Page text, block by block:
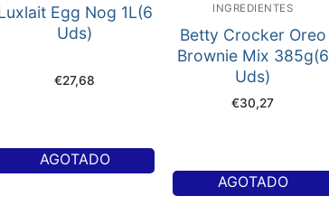
Egg Nog 1L(6
Uds)
€27,68
AGOTADO
INGREDIENTES
Betty Crocker Oreo
Brownie Mix 385g(6
Uds)
€30,27
AGOTADO